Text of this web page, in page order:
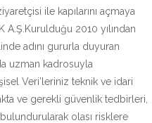
ile kapılarını açmaya
A.Ş.Kurulduğu 2010 yılından
adını gururla duyuran
uzman kadrosuyla
Veri’leriniz teknik ve idari
ve gerekli güvenlik tedbirleri,
olası risklere